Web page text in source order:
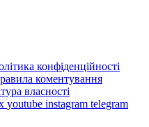
конфіденційності
коментування
власності
youtube instagram telegram